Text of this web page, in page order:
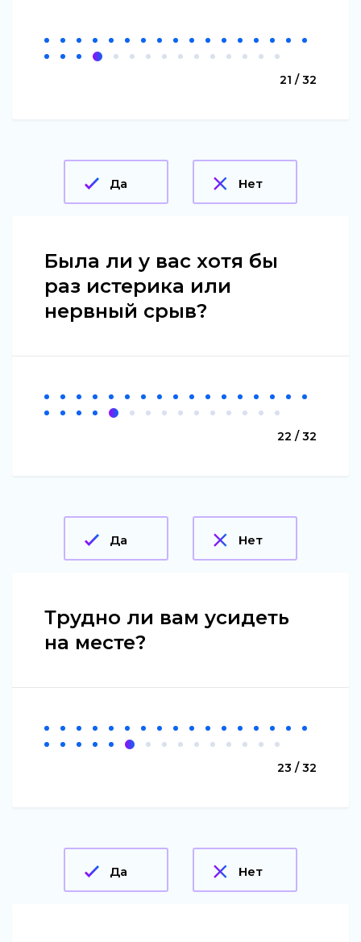
21 / 32
Да Нет
Была ли у вас хотя бы
раз истерика или
нервный срыв?
22 / 32
Да Нет
Трудно ли вам усидеть
на месте?
23 / 32
Да Нет